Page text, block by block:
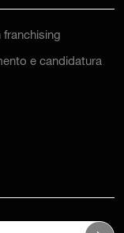
franchising
e candidatura